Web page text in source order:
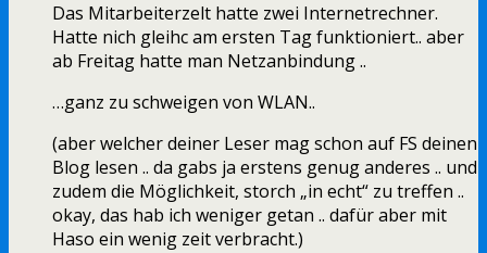
Das Mitarbeiterzelt hatte zwei Internetrechner.
Hatte nich gleihc am ersten Tag funktioniert.. aber
ab Freitag hatte man Netzanbindung ..
…ganz zu schweigen von WLAN..
(aber welcher deiner Leser mag schon auf FS deinen
Blog lesen .. da gabs ja erstens genug anderes .. und
zudem die Möglichkeit, storch „in echt“ zu treffen ..
okay, das hab ich weniger getan .. dafür aber mit
Haso ein wenig zeit verbracht.)